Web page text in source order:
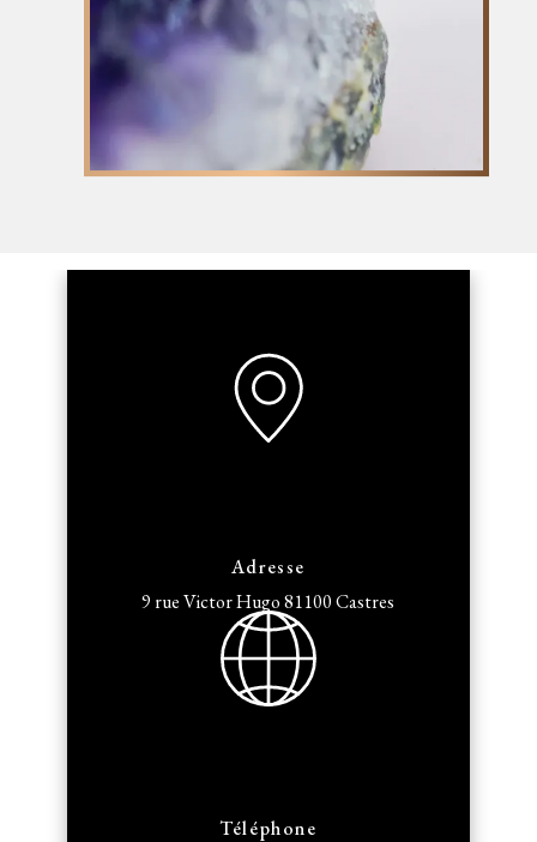
Adresse
9 rue Victor Hugo 81100 Castres
Téléphone